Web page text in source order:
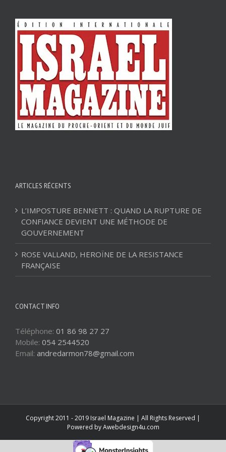
ARTICLES RÉCENTS
L’IMPOSTURE BENNETT : QUAND LA RUPTURE DE
CONFIANCE DEVIENT UNE MÉTHODE DE
GOUVERNEMENT
ROSE VALLAND, HEROÏNE DE LA RESISTANCE
FRANÇAISE
CONTACT INFO
Téléphone: 01 86 98 27 27
Mobile: 054 2544520
Email: andredarmon78@gmail.com
Copyright 2011 - 2019 Israel Magazine | All Rights Reserved |
Powered byAwebdesign4u.com